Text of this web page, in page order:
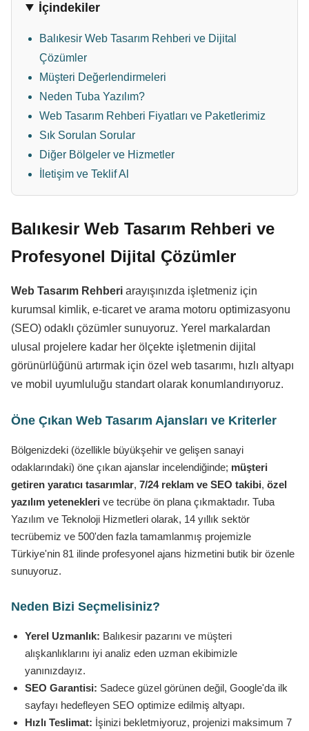
İçindekiler
Balıkesir Web Tasarım Rehberi ve Dijital
Çözümler
Müşteri Değerlendirmeleri
Neden Tuba Yazılım?
Web Tasarım Rehberi Fiyatları ve Paketlerimiz
Sık Sorulan Sorular
Diğer Bölgeler ve Hizmetler
İletişim ve Teklif Al
Balıkesir Web Tasarım Rehberi ve
Profesyonel Dijital Çözümler
Web Tasarım Rehberi arayışınızda işletmeniz için
kurumsal kimlik, e-ticaret ve arama motoru optimizasyonu
(SEO) odaklı çözümler sunuyoruz. Yerel markalardan
ulusal projelere kadar her ölçekte işletmenin dijital
görünürlüğünü artırmak için özel web tasarımı, hızlı altyapı
ve mobil uyumluluğu standart olarak konumlandırıyoruz.
Öne Çıkan Web Tasarım Ajansları ve Kriterler
Bölgenizdeki (özellikle büyükşehir ve gelişen sanayi
odaklarındaki) öne çıkan ajanslar incelendiğinde; müşteri
getiren yaratıcı tasarımlar, 7/24 reklam ve SEO takibi, özel
yazılım yetenekleri ve tecrübe ön plana çıkmaktadır. Tuba
Yazılım ve Teknoloji Hizmetleri olarak, 14 yıllık sektör
tecrübemiz ve 500'den fazla tamamlanmış projemizle
Türkiye'nin 81 ilinde profesyonel ajans hizmetini butik bir özenle
sunuyoruz.
Neden Bizi Seçmelisiniz?
Yerel Uzmanlık: Balıkesir pazarını ve müşteri
alışkanlıklarını iyi analiz eden uzman ekibimizle
yanınızdayız.
SEO Garantisi: Sadece güzel görünen değil, Google'da ilk
sayfayı hedefleyen SEO optimize edilmiş altyapı.
Hızlı Teslimat: İşinizi bekletmiyoruz, projenizi maksimum 7